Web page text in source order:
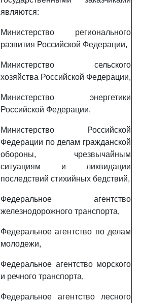
являются:
Министерство регионального
развития Российской Федерации,
Министерство сельского
хозяйства Российской Федерации,
Министерство энергетики
Российской Федерации,
Министерство Российской
Федерации по делам гражданской
обороны, чрезвычайным
ситуациям и ликвидации
последствий стихийных бедствий,
Федеральное агентство
железнодорожного транспорта,
Федеральное агентство по делам
молодежи,
Федеральное агентство морского
и речного транспорта,
Федеральное агентство лесного